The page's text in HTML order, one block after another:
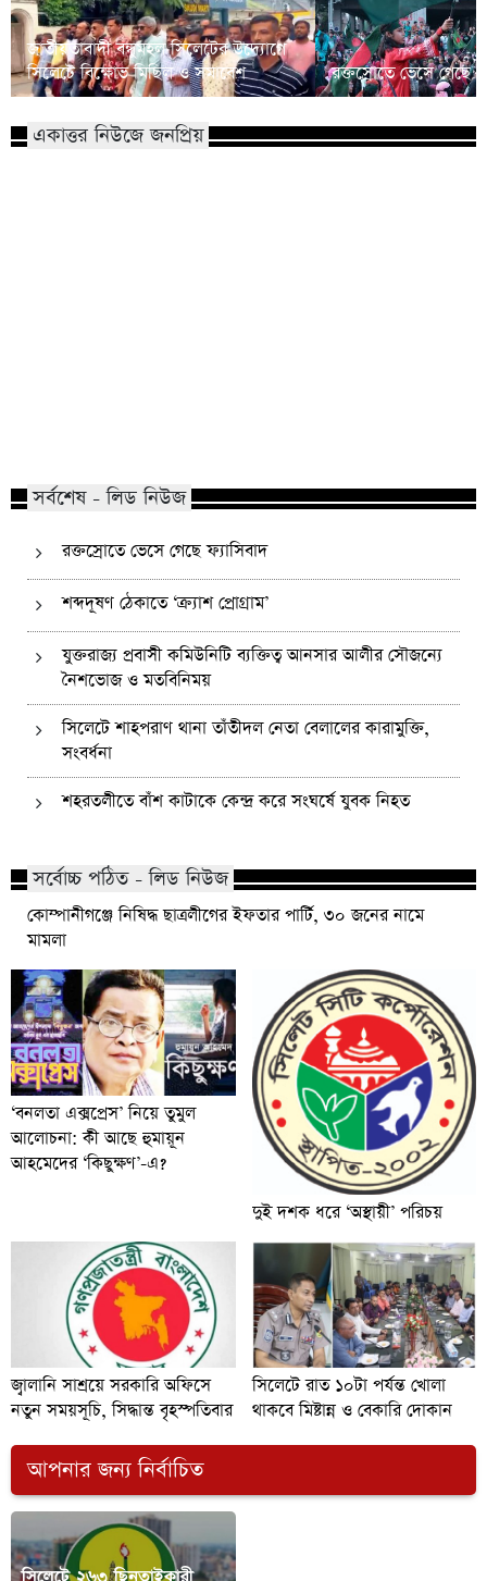
জাতীয়তাবাদী বন্ধুমহল সিলেটের উদ্যোগে
সিলেটে বিক্ষোভ মিছিল ও সমাবেশ
রক্তস্রোতে ভেসে গেছে
একাত্তর নিউজে জনপ্রিয়
সর্বশেষ - লিড নিউজ
রক্তস্রোতে ভেসে গেছে ফ্যাসিবাদ
শব্দদূষণ ঠেকাতে ‘ক্র্যাশ প্রোগ্রাম’
যুক্তরাজ্য প্রবাসী কমিউনিটি ব্যক্তিত্ব আনসার আলীর সৌজন্যে
নৈশভোজ ও মতবিনিময়
সিলেটে শাহপরাণ থানা তাঁতীদল নেতা বেলালের কারামুক্তি,
সংবর্ধনা
শহরতলীতে বাঁশ কাটাকে কেন্দ্র করে সংঘর্ষে যুবক নিহত
সর্বোচ্চ পঠিত - লিড নিউজ
কোম্পানীগঞ্জে নিষিদ্ধ ছাত্রলীগের ইফতার পার্টি, ৩০ জনের নামে
মামলা
‘বনলতা এক্সপ্রেস’ নিয়ে তুমুল
আলোচনা: কী আছে হুমায়ূন
আহমেদের ‘কিছুক্ষণ’-এ?
দুই দশক ধরে ‘অস্থায়ী’ পরিচয়
জ্বালানি সাশ্রয়ে সরকারি অফিসে
নতুন সময়সূচি, সিদ্ধান্ত বৃহস্পতিবার
সিলেটে রাত ১০টা পর্যন্ত খোলা
থাকবে মিষ্টান্ন ও বেকারি দোকান
আপনার জন্য নির্বাচিত